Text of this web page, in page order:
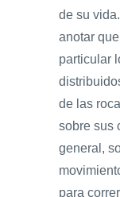
de su
anotar
particular
de las
sobre sus
general,
para